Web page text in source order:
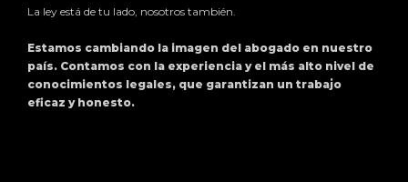
La ley está de tu lado, nosotros también.
Estamos cambiando la imagen del abogado en nuestro
país. Contamos con la experiencia y el más alto nivel de
conocimientos legales, que garantizan un trabajo
eficaz y honesto.